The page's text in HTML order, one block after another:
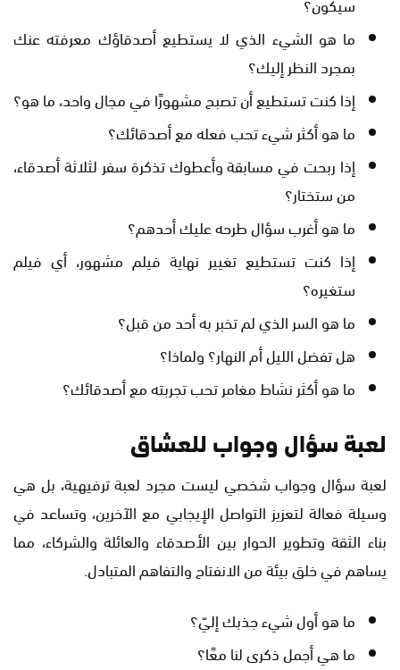
ما هو الشيء الذي لا يستطيع أصدقاؤك معرفته عنك
بمجرد النظر إليك؟
إذا كنت تستطيع أن تصبح مشهورًا في مجال واحد، ما هو؟
ما هو أكثر شيء تحب فعله مع أصدقائك؟
إذا ربحت في مسابقة وأعطوك تذكرة سفر لثلاثة أصدقاء،
من ستختار؟
ما هو أغرب سؤال طرحه عليك أحدهم؟
إذا كنت تستطيع تغيير نهاية فيلم مشهور، أي فيلم
ستغيره؟
ما هو السر الذي لم تخبر به أحد من قبل؟
هل تفضل الليل أم النهار؟ ولماذا؟
ما هو أكثر نشاط مغامر تحب تجربته مع أصدقائك؟
لعبة سؤال وجواب للعشاق
لعبة سؤال وجواب شخصي ليست مجرد لعبة ترفيهية، بل هي
وسيلة فعالة لتعزيز التواصل الإيجابي مع الآخرين، وتساعد في
بناء الثقة وتطوير الحوار بين الأصدقاء والعائلة والشركاء، مما
يساهم في خلق بيئة من الانفتاح والتفاهم المتبادل.
ما هو أول شيء جذبك إليّ؟
ما هي أجمل ذكرى لنا معًا؟